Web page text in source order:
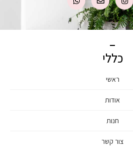
כללי
ראשי
אודות
חנות
צור קשר